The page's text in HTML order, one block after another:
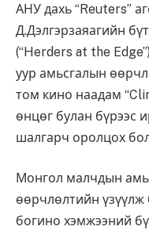
АНУ дахь “Reuters”
Д.Дэлгэрзаяагийн
(“Herders at the
уур амьсгалын
том кино наадам
өнцөг булан бүрээс
шалгарч оролцох
Монгол малчдын
өөрчлөлтийн үзүүлж
богино хэмжээний